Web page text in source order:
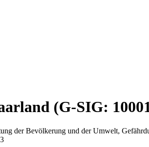
(G-SIG:
der Bevölkerung und der Umwelt,